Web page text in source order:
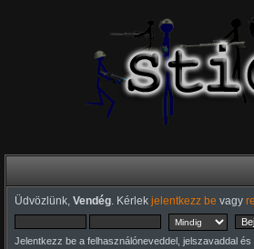
Üdvözlünk, Vendég. Kérlek jelentkezz be vagy
Jelentkezz be a felhasználóneveddel, jelszavaddal